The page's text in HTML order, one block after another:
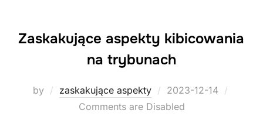
Zaskakujące aspekty kibicowania
na trybunach
by zaskakujące aspekty
Posted
on
2023-12-14
Comments are Disabled